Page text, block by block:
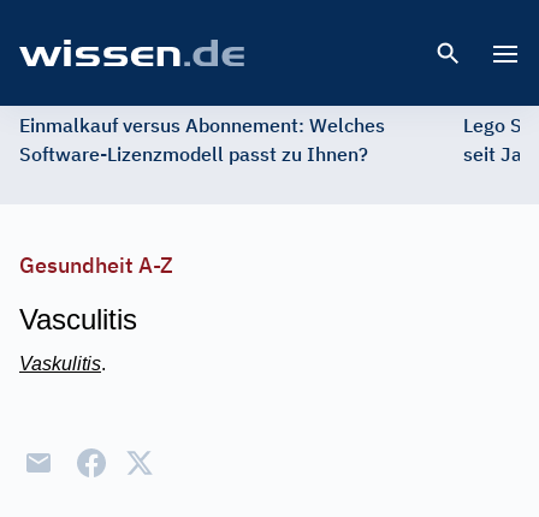
Einmalkauf versus Abonnement: Welches
Software-Lizenzmodell passt zu Ihnen?
Lego
seit
Gesundheit A-Z
Vasculitis
Vaskulitis.